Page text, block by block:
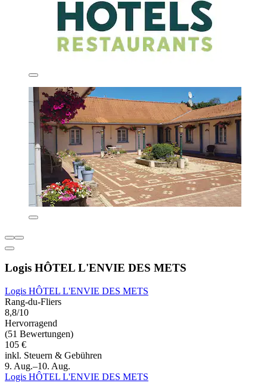
Logis HÔTEL L'ENVIE DES METS
Logis HÔTEL L'ENVIE DES METS
Rang-du-Fliers
8,8/10
Hervorragend
(51 Bewertungen)
105 €
inkl. Steuern & Gebühren
9. Aug.–10. Aug.
Logis HÔTEL L'ENVIE DES METS